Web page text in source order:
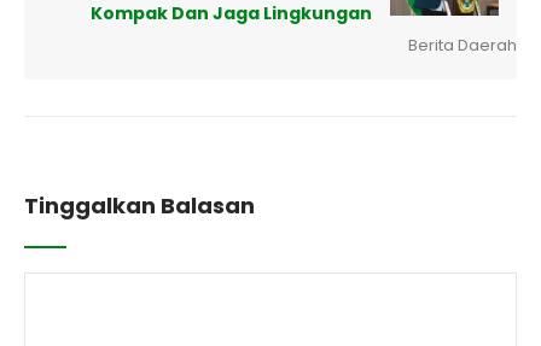
Kompak Dan Jaga Lingkungan
Berita Daerah
Tinggalkan Balasan